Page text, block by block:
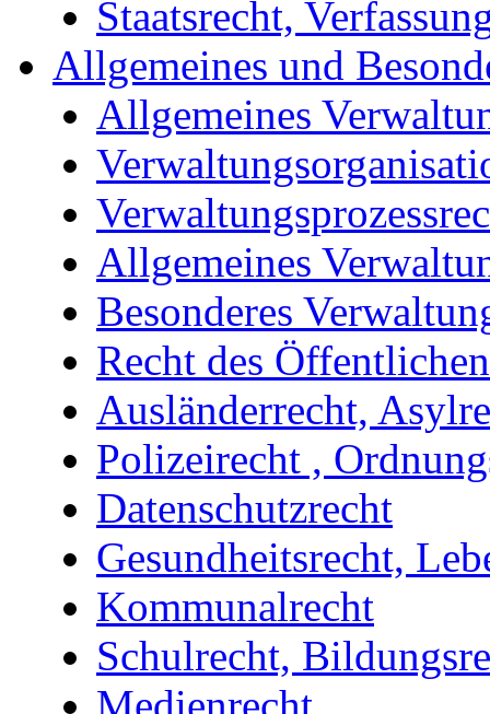
Staatsrecht,
Allgemeines und
Allgemeines
Allgemeines
Besonderes
Recht des
Ausländerrecht,
Polizeirecht ,
Datenschutzrecht
Gesundheitsrecht,
Kommunalrecht
Schulrecht,
Medienrecht